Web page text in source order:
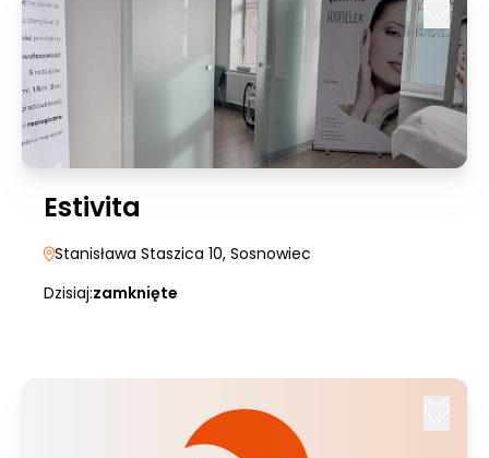
Estivita
Stanisława Staszica 10, Sosnowiec
Dzisiaj:zamknięte